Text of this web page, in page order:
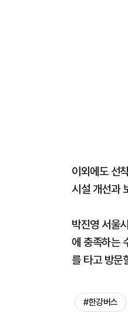
이외에도 선
시설 개선과
박진영 서울
에 충족하는
를 타고 방문
#한강버스